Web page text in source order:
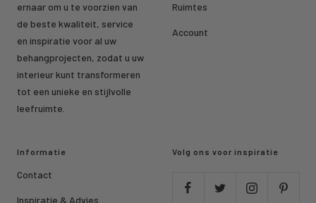
ernaar om u te voorzien van
de beste kwaliteit, service
en inspiratie voor al uw
behangprojecten, zodat u uw
interieur kunt transformeren
tot een unieke en stijlvolle
leefruimte.
Ruimtes
Account
Informatie
Contact
Inspiratie & Advies
Volg ons voor inspiratie